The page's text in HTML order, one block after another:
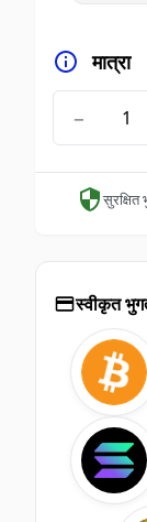
मात्रा
−
सुरक्षित
स्वीकृत